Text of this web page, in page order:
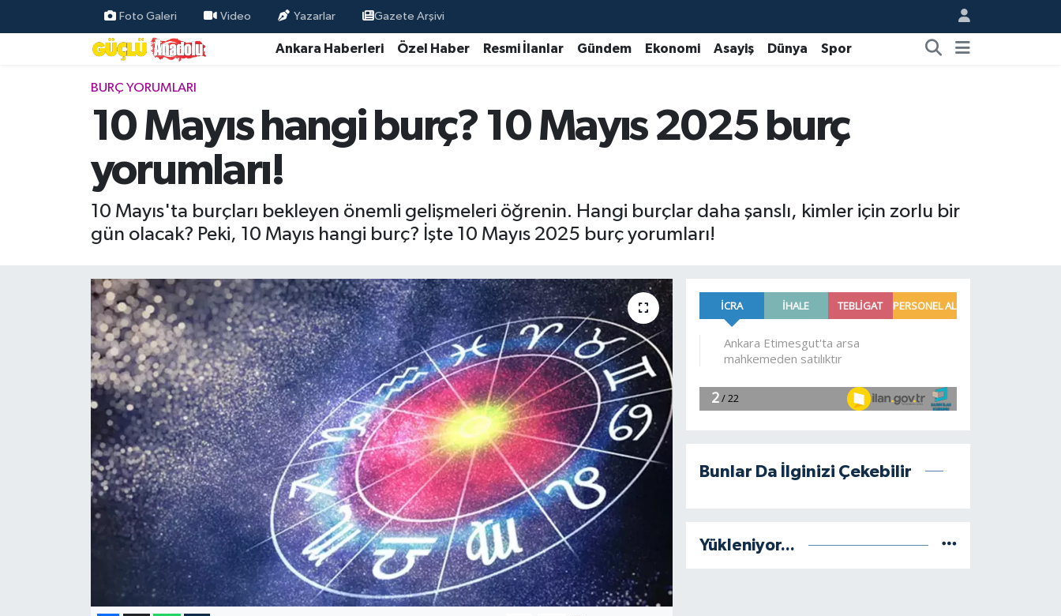
Foto Galeri Video Yazarlar Gazete Arşivi
Ankara Haberleri Özel Haber Resmi İlanlar Gündem Ekonomi Asayiş Dünya Spor
BURÇ YORUMLARI
10 Mayıs hangi burç? 10 Mayıs 2025 burç
yorumları!
10 Mayıs'ta burçları bekleyen önemli gelişmeleri öğrenin. Hangi burçlar daha şanslı, kimler için zorlu bir
gün olacak? Peki, 10 Mayıs hangi burç? İşte 10 Mayıs 2025 burç yorumları!
Bunlar Da İlginizi Çekebilir
Yükleniyor...
Özel Haber
Resmi İlanlar
Ekonomi
Gündem
Magazin
Burç Yorumları
Hava Durumu